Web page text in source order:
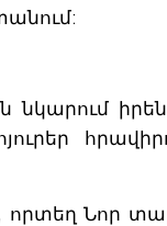
նկարում
Նոր